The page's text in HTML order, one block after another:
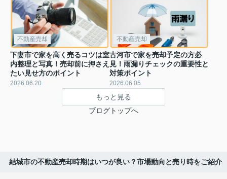
不動産売却
下妻市で家を高く売るコツは室
内整理と写真！売却前に押さえ
たい見せ方のポイント
2026.06.20
不動産売却
古河市で家を売却予定の方必
見！雨漏りチェックの重要性と
対策ポイント
2026.06.05
もっと見る
ブログトップへ
結城市の不動産売却時期はいつが良い？市場動向と売り時をご紹介